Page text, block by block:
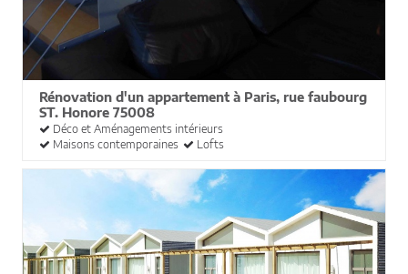
Rénovation d'un appartement à Paris, rue faubourg
ST. Honore 75008
Déco et Aménagements intérieurs
Maisons contemporaines
Lofts